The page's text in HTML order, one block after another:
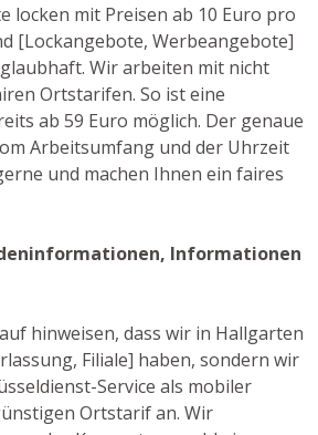
locken mit Preisen ab 10 Euro pro
[Lockangebote, Werbeangebote]
Wir arbeiten mit nicht
Ortstarifen. So ist eine
ab 59 Euro möglich. Der genaue
Arbeitsumfang und der Uhrzeit
und machen Ihnen ein faires
Informationen
hinweisen, dass wir in Hallgarten
Filiale] haben, sondern wir
Service als mobiler
Ortstarif an. Wir